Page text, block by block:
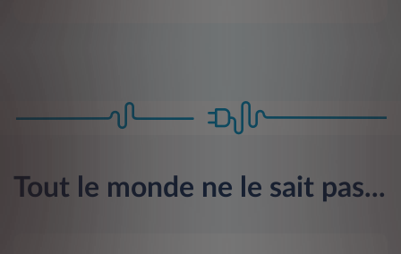
Tout le monde ne le sait pas...